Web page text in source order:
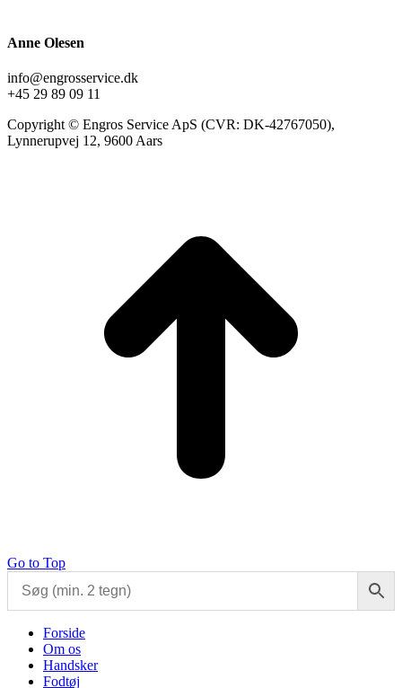
Anne Olesen
info@engrosservice.dk
+45 29 89 09 11
Copyright © Engros Service ApS (CVR: DK-42767050),
Lynnerupvej 12, 9600 Aars
Go to Top
Forside
Om os
Handsker
Fodtøj